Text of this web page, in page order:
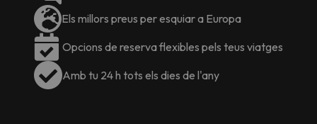
Els millors preus per esquiar a Europa
Opcions de reserva flexibles pels teus viatges
Amb tu 24 h tots els dies de l'any